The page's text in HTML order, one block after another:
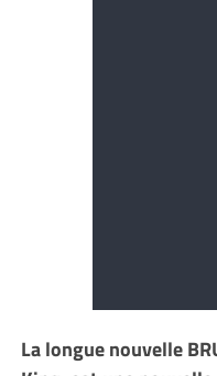
La longue nouvelle